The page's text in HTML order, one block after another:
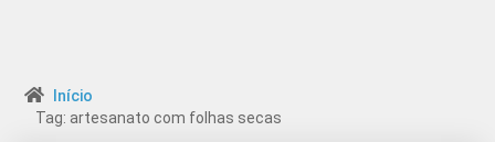
Início
Tag: artesanato com folhas secas